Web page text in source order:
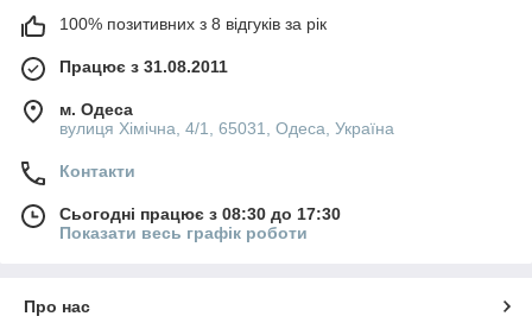
100% позитивних з 8 відгуків за рік
Працює з 31.08.2011
м. Одеса
вулиця Хімічна, 4/1, 65031, Одеса, Україна
Контакти
Сьогодні працює з 08:30 до 17:30
Показати весь графік роботи
Про нас